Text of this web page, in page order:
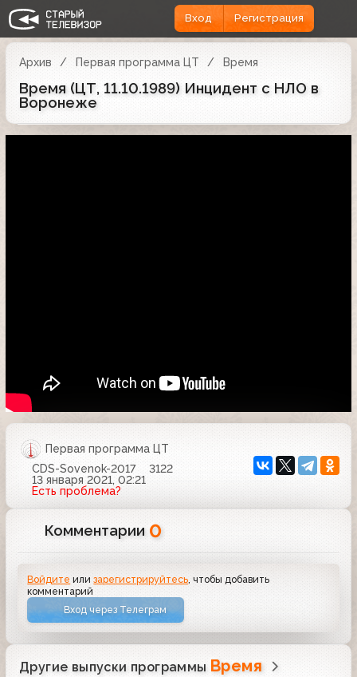
Вход Регистрация
Архив Первая программа ЦТ Время
Время (ЦТ, 11.10.1989) Инцидент с НЛО в
Воронеже
Первая программа ЦТ
CDS-Sovenok-2017
3122
13 января 2021, 02:21
Есть проблема?
Комментарии 0
Войдите илизарегистрируйтесь , чтобы добавить
комментарий
Вход через Телеграм
Другие выпуски программы Время